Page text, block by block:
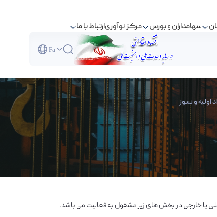
Fa
سهامداران و بورس مرکز نوآوریارتباط با ما
اولیه و نسوز
یا خارجی در بخش های زیر مشغول به فعالیت می باشد.